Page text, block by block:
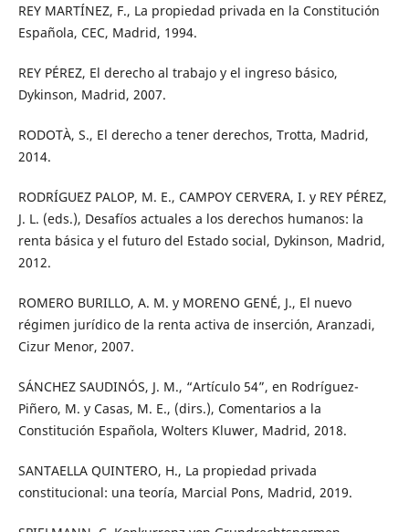
REY MARTÍNEZ, F., La propiedad privada en la Constitución
Española, CEC, Madrid, 1994.
REY PÉREZ, El derecho al trabajo y el ingreso básico,
Dykinson, Madrid, 2007.
RODOTÀ, S., El derecho a tener derechos, Trotta, Madrid,
2014.
RODRÍGUEZ PALOP, M. E., CAMPOY CERVERA, I. y REY PÉREZ,
J. L. (eds.), Desafíos actuales a los derechos humanos: la
renta básica y el futuro del Estado social, Dykinson, Madrid,
2012.
ROMERO BURILLO, A. M. y MORENO GENÉ, J., El nuevo
régimen jurídico de la renta activa de inserción, Aranzadi,
Cizur Menor, 2007.
SÁNCHEZ SAUDINÓS, J. M., “Artículo 54”, en Rodríguez-
Piñero, M. y Casas, M. E., (dirs.), Comentarios a la
Constitución Española, Wolters Kluwer, Madrid, 2018.
SANTAELLA QUINTERO, H., La propiedad privada
constitucional: una teoría, Marcial Pons, Madrid, 2019.